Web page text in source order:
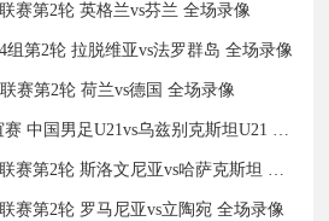
赛第2轮 英格兰vs芬兰 全场录像
组第2轮 拉脱维亚vs法罗群岛 全场录像
赛第2轮 荷兰vs德国 全场录像
2024年09月10日 足球友谊赛 中国男足U21vs乌兹别克斯坦U21 全场录像
2024年09月10日 欧国联B联赛第2轮 斯洛文尼亚vs哈萨克斯坦 全场录像
赛第2轮 罗马尼亚vs立陶宛 全场录像